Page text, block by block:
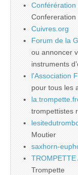
Confereration
Cuivres.org
Forum de la
ou annoncer
instruments
l'Association
pour tous les
trompettistes
Moutier
saxhorn-
TROMPETTE
Trompette